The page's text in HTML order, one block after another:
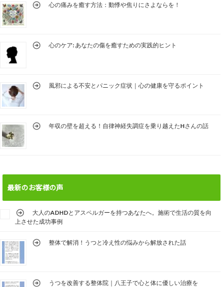
心の痛みを癒す方法：動悸や焦りにさよならを！
心のケア: あなたの傷を癒すための実践的ヒント
風邪による不安とパニック症状｜心の健康を守るポイント
年収の壁を超える！自律神経失調症を乗り越えたHさんの話
最新のお客様の声
大人のADHDとアスペルガーを持つあなたへ。施術で生活の質を向
上させた成功事例
整体で解消！うつと冷え性の悩みから解放された話
うつを改善する整体院｜八王子で心と体に優しい治療を